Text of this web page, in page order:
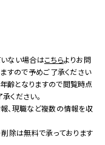
ない場合はこちらよりお問
すので予めご了承ください
となりますので閲覧時点
ください。
、現職など複数の情報を収
除は無料で承っております